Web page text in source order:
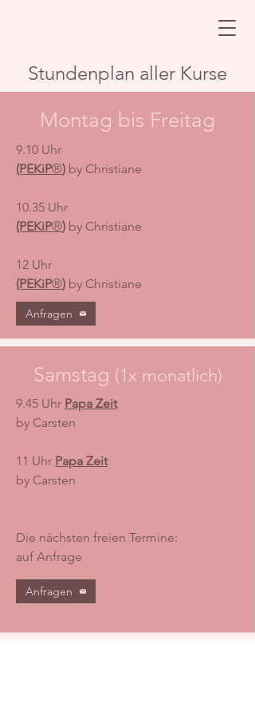
Stundenplan aller Kurse
Montag bis Freitag
9.10 Uhr
(PEKiP®) by Christiane
10.35 Uhr
(PEKiP®) by Christiane
12 Uhr
(PEKiP®) by Christiane
Anfragen
Samstag (1x monatlich)
9.45 Uhr Papa Zeit
by Carsten
11 Uhr Papa Zeit
by Carsten
Die nächsten freien Termine:
auf Anfrage
Anfragen